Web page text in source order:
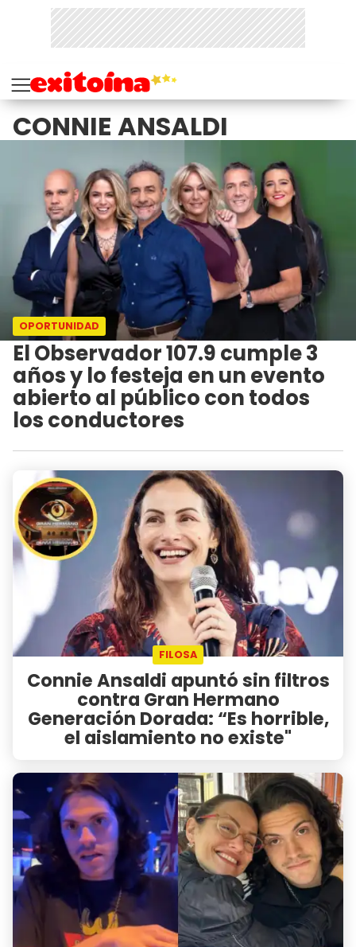
CONNIE ANSALDI
OPORTUNIDAD
El Observador 107.9 cumple 3
años y lo festeja en un evento
abierto al público con todos
los conductores
FILOSA
Connie Ansaldi apuntó sin filtros
contra Gran Hermano
Generación Dorada: “Es horrible,
el aislamiento no existe"